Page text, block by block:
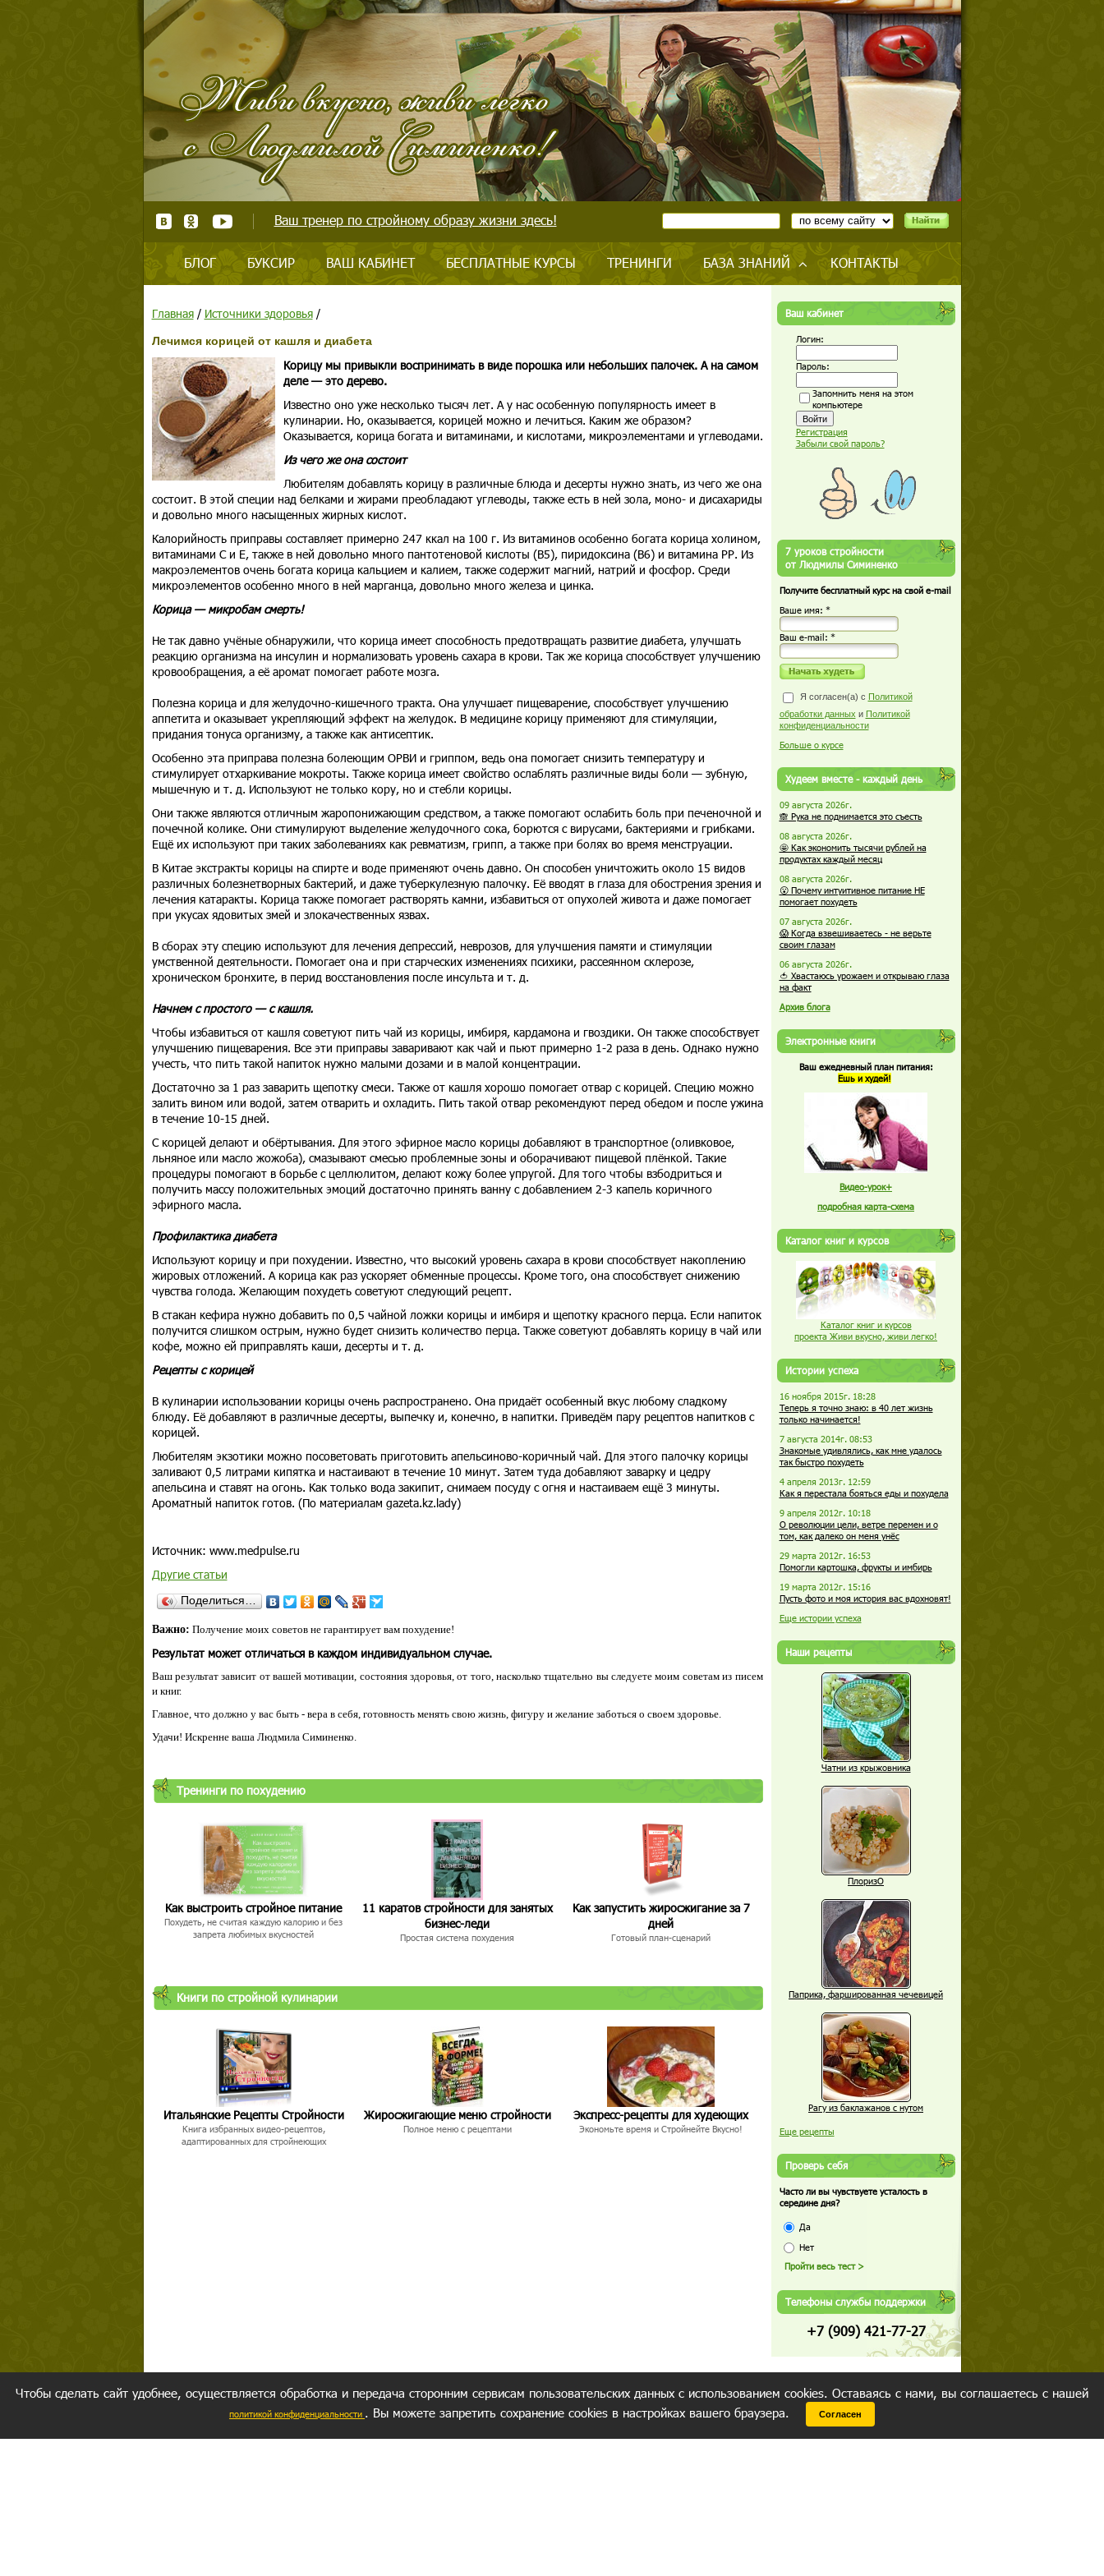
Ваш тренер по стройному образу жизни здесь!
БЛОГ БУКСИР ВАШ КАБИНЕТ БЕСПЛАТНЫЕ КУРСЫ ТРЕНИНГИ БАЗА ЗНАНИЙ КОНТАКТЫ
Главная/ Источники здоровья/
Лечимся корицей от кашля и диабета
Корицу мы привыкли воспринимать в виде порошка или небольших палочек. А на самом
деле — это дерево.
Известно оно уже несколько тысяч лет. А у нас особенную популярность имеет в
кулинарии. Но, оказывается, корицей можно и лечиться. Каким же образом?
Оказывается, корица богата и витаминами, и кислотами, микроэлементами и углеводами.
Из чего же она состоит
Любителям добавлять корицу в различные блюда и десерты нужно знать, из чего же она
состоит. В этой специи над белками и жирами преобладают углеводы, также есть в ней зола, моно- и дисахариды
и довольно много насыщенных жирных кислот.
Калорийность приправы составляет примерно 247 ккал на 100 г. Из витаминов особенно богата корица холином,
витаминами С и Е, также в ней довольно много пантотеновой кислоты (В5), пиридоксина (В6) и витамина РР. Из
макроэлементов очень богата корица кальцием и калием, также содержит магний, натрий и фосфор. Среди
микроэлементов особенно много в ней марганца, довольно много железа и цинка.
Корица — микробам смерть!
Не так давно учёные обнаружили, что корица имеет способность предотвращать развитие диабета, улучшать
реакцию организма на инсулин и нормализовать уровень сахара в крови. Так же корица способствует улучшению
кровообращения, а её аромат помогает работе мозга.
Полезна корица и для желудочно-кишечного тракта. Она улучшает пищеварение, способствует улучшению
аппетита и оказывает укрепляющий эффект на желудок. В медицине корицу применяют для стимуляции,
придания тонуса организму, а также как антисептик.
Особенно эта приправа полезна болеющим ОРВИ и гриппом, ведь она помогает снизить температуру и
стимулирует отхаркивание мокроты. Также корица имеет свойство ослаблять различные виды боли — зубную,
мышечную и т. д. Используют не только кору, но и стебли корицы.
Они также являются отличным жаропонижающим средством, а также помогают ослабить боль при печеночной и
почечной колике. Они стимулируют выделение желудочного сока, борются с вирусами, бактериями и грибками.
Ещё их используют при таких заболеваниях как ревматизм, грипп, а также при болях во время менструации.
В Китае экстракты корицы на спирте и воде применяют очень давно. Он способен уничтожить около 15 видов
различных болезнетворных бактерий, и даже туберкулезную палочку. Её вводят в глаза для обострения зрения и
лечения катаракты. Корица также помогает растворять камни, избавиться от опухолей живота и даже помогает
при укусах ядовитых змей и злокачественных язвах.
В сборах эту специю используют для лечения депрессий, неврозов, для улучшения памяти и стимуляции
умственной деятельности. Помогает она и при старческих изменениях психики, рассеянном склерозе,
хроническом бронхите, в перид восстановления после инсульта и т. д.
Начнем с простого — с кашля.
Чтобы избавиться от кашля советуют пить чай из корицы, имбиря, кардамона и гвоздики. Он также способствует
улучшению пищеварения. Все эти приправы заваривают как чай и пьют примерно 1-2 раза в день. Однако нужно
учесть, что пить такой напиток нужно малыми дозами и в малой концентрации.
Достаточно за 1 раз заварить щепотку смеси. Также от кашля хорошо помогает отвар с корицей. Специю можно
залить вином или водой, затем отварить и охладить. Пить такой отвар рекомендуют перед обедом и после ужина
в течение 10-15 дней.
С корицей делают и обёртывания. Для этого эфирное масло корицы добавляют в транспортное (оливковое,
льняное или масло жожоба), смазывают смесью проблемные зоны и оборачивают пищевой плёнкой. Такие
процедуры помогают в борьбе с целлюлитом, делают кожу более упругой. Для того чтобы взбодриться и
получить массу положительных эмоций достаточно принять ванну с добавлением 2-3 капель коричного
эфирного масла.
Профилактика диабета
Используют корицу и при похудении. Известно, что высокий уровень сахара в крови способствует накоплению
жировых отложений. А корица как раз ускоряет обменные процессы. Кроме того, она способствует снижению
чувства голода. Желающим похудеть советуют следующий рецепт.
В стакан кефира нужно добавить по 0,5 чайной ложки корицы и имбиря и щепотку красного перца. Если напиток
получится слишком острым, нужно будет снизить количество перца. Также советуют добавлять корицу в чай или
кофе, можно ей приправлять каши, десерты и т. д.
Рецепты с корицей
В кулинарии использовании корицы очень распространено. Она придаёт особенный вкус любому сладкому
блюду. Её добавляют в различные десерты, выпечку и, конечно, в напитки. Приведём пару рецептов напитков с
корицей.
Любителям экзотики можно посоветовать приготовить апельсиново-коричный чай. Для этого палочку корицы
заливают 0,5 литрами кипятка и настаивают в течение 10 минут. Затем туда добавляют заварку и цедру
апельсина и ставят на огонь. Как только вода закипит, снимаем посуду с огня и настаиваем ещё 3 минуты.
Ароматный напиток готов. (По материалам gazeta.kz.lady)
Источник: www.medpulse.ru
Другие статьи
Поделиться…
Важно: Получение моих советов не гарантирует вам похудение!
Результат может отличаться в каждом индивидуальном случае.
Ваш результат зависит от вашей мотивации, состояния здоровья, от того, насколько тщательно вы следуете моим советам из писем
и книг.
Главное, что должно у вас быть - вера в себя, готовность менять свою жизнь, фигуру и желание заботься о своем здоровье.
Удачи! Искренне ваша Людмила Симиненко.
Тренинги по похудению
Как выстроить стройное питание
Похудеть, не считая каждую калорию и без
запрета любимых вкусностей
11 каратов стройности для занятых
бизнес-леди
Простая система похудения
Как запустить жиросжигание за 7
дней
Готовый план-сценарий
Книги по стройной кулинарии
Итальянские Рецепты Стройности
Книга избранных видео-рецептов,
адаптированных для стройнеющих
Жиросжигающие меню стройности
Полное меню с рецептами
Экспресс-рецепты для худеющих
Экономьте время и Стройнейте Вкусно!
Ваш кабинет
Логин:
Пароль:
Запомнить меня на этом
компьютере
Регистрация
Забыли свой пароль?
7 уроков стройности
от Людмилы Симиненко
Получите бесплатный курс на свой e-mail
Ваше имя: *
Ваш е-mail: *
Я согласен(а) с Политикой
обработки данных и Политикой
конфиденциальности
Больше о курсе
Худеем вместе - каждый день
09 августа 2026г.
🙈 Рука не поднимается это съесть
08 августа 2026г.
🤩 Как экономить тысячи рублей на
продуктах каждый месяц
08 августа 2026г.
😮 Почему интуитивное питание НЕ
помогает похудеть
07 августа 2026г.
😱 Когда взвешиваетесь - не верьте
своим глазам
06 августа 2026г.
🍅 Хвастаюсь урожаем и открываю глаза
на факт
Архив блога
Электронные книги
Ваш ежедневный план питания:
Ешь и худей!
Видео-урок+
подробная карта-схема
Каталог книг и курсов
Каталог книг и курсов
проекта Живи вкусно, живи легко!
Истории успеха
16 ноября 2015г. 18:28
Теперь я точно знаю: в 40 лет жизнь
только начинается!
7 августа 2014г. 08:53
Знакомые удивлялись, как мне удалось
так быстро похудеть
4 апреля 2013г. 12:59
Как я перестала бояться еды и похудела
9 апреля 2012г. 10:18
О революции цели, ветре перемен и о
том, как далеко он меня унёс
29 марта 2012г. 16:53
Помогли картошка, фрукты и имбирь
19 марта 2012г. 15:16
Пусть фото и моя история вас вдохновят!
Еще истории успеха
Наши рецепты
Чатни из крыжовника
ПлоризО
Паприка, фаршированная чечевицей
Рагу из баклажанов с нутом
Еще рецепты
Проверь себя
Часто ли вы чувствуете усталость в
середине дня?
Да
Нет
Телефоны службы поддержки
+7 (909) 421-77-27
Чтобы сделать сайт удобнее, осуществляется обработка и передача сторонним сервисам пользовательских данных с использованием cookies. Оставаясь с нами, вы соглашаетесь с нашей
политикой конфиденциальности . Вы можете запретить сохранение cookies в настройках вашего браузера. Согласен